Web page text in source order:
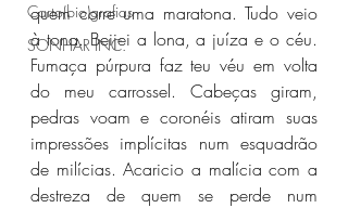
Carto(bio)grafias
SONHAR INC.
quem corre uma maratona. Tudo veio
à tona. Beijei a lona, a juíza e o céu.
Fumaça púrpura faz teu véu em volta
do meu carrossel. Cabeças giram,
pedras voam e coronéis atiram suas
impressões implícitas num esquadrão
de milícias. Acaricio a malícia com a
destreza de quem se perde num